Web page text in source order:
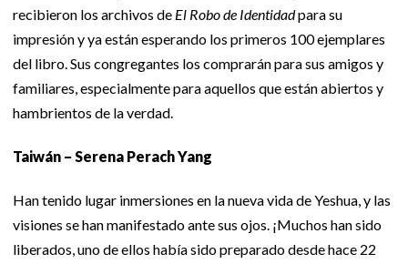
recibieron los archivos de El Robo de Identidadpara su
impresión y ya están esperando los primeros 100 ejemplares
del libro. Sus congregantes los comprarán para sus amigos y
familiares, especialmente para aquellos que están abiertos y
hambrientos de la verdad.
Taiwán – Serena Perach Yang
Han tenido lugar inmersiones en la nueva vida de Yeshua, y las
visiones se han manifestado ante sus ojos. ¡Muchos han sido
liberados, uno de ellos había sido preparado desde hace 22